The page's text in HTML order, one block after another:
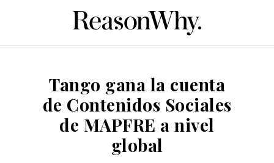
Tango gana la cuenta
de Contenidos Sociales
de MAPFRE a nivel
global